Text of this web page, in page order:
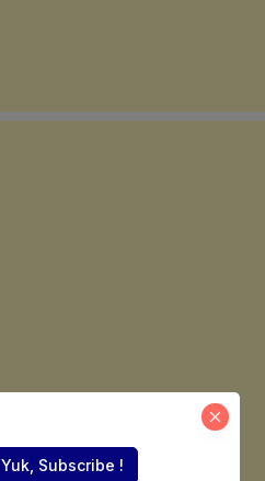
Yuk, Subscribe !